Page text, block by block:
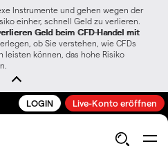
Instrumente und gehen wegen der
einher, schnell Geld zu verlieren.
Geld beim CFD-Handel mit
ob Sie verstehen, wie CFDs
leisten können, das hohe Risiko
LOGIN Live-Konto eröffnen